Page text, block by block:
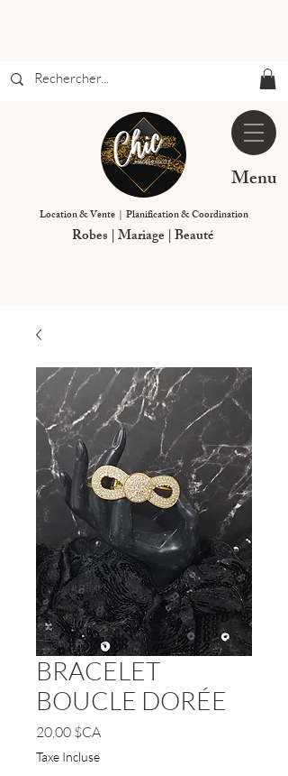
Menu
Location & Vente | Planification & Coordination
Robes | Mariage | Beauté
BRACELET
BOUCLE DORÉE
20,00 $CAPrix
Taxe Incluse